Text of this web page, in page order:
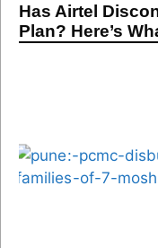
Has Airtel
Plan? Here’s